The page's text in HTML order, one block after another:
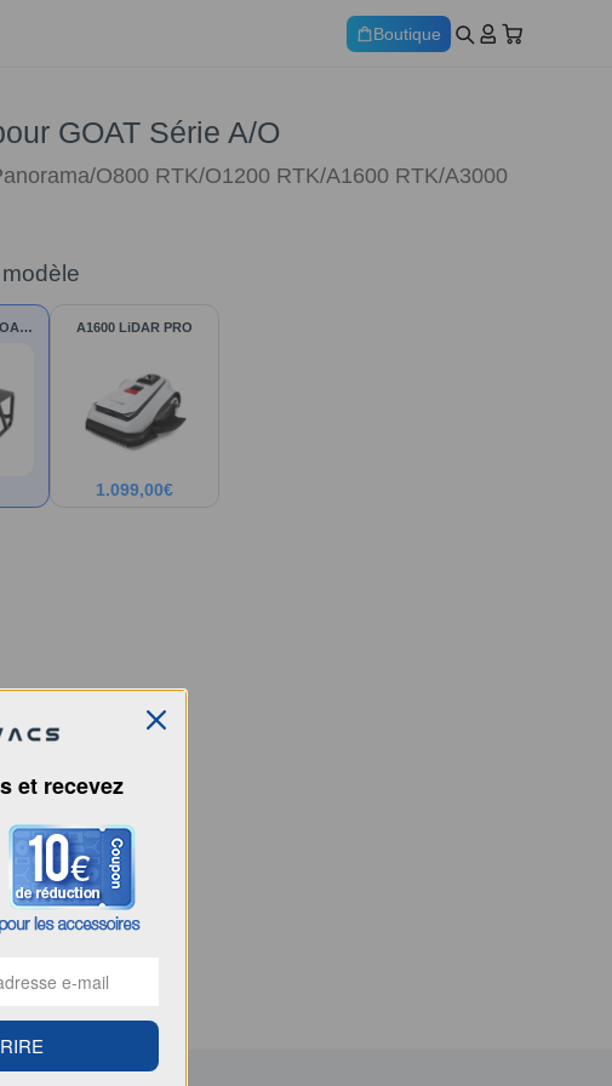
Boutique
GOAT Série A/O
O800 RTK/O1200 RTK/A1600 RTK/A3000
A1600 LiDAR PRO
1.099,00€
et recevez